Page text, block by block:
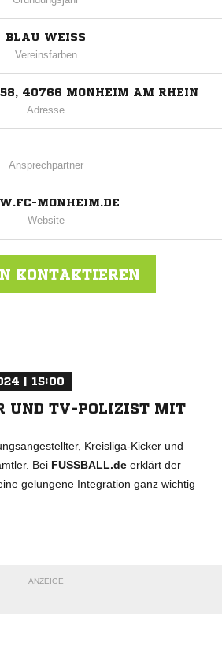
BLAU WEISS
Vereinsfarben
58, 40766 MONHEIM AM RHEIN
Adresse
Ansprechpartner
MONHEIM.DE
Website
KONTAKTIEREN
| 15:00
UND TV-POLIZIST MIT
Kreisliga-Kicker und
Bei FUSSBALL.de erklärt der
gelungene Integration ganz wichtig
ANZEIGE